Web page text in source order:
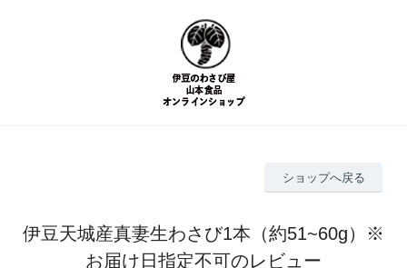
ショップへ戻る
伊豆天城産真妻生わさび1本（約51~60g）※
お届け日指定不可のレビュー